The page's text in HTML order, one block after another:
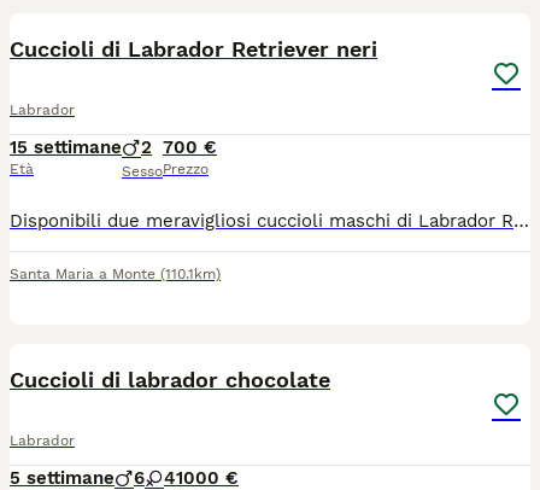
Cuccioli di Labrador Retriever neri
Labrador
15 settimane
Età
2
Sesso
700 €
Prezzo
Disponibili due meravigliosi cuccioli maschi di Labrador Retriever con pedigree di colore nero. Vengono ceduti dopo 90 giorni con Vaccino Sterminato Microchip I scrizione anagrafica canina di appartenenza Certificato medico veterinario di buona salute Contratto di compravendita con le dovute garanzie all acquirente Puppy kit P edigree per altre informazioni contattare al 3394932996
Santa Maria a Monte (110.1km)
Cuccioli di labrador chocolate
Labrador
5 settimane 6 41000 €